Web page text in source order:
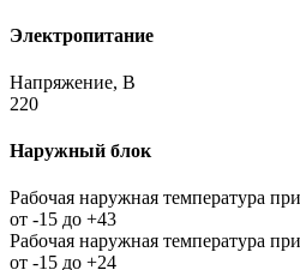
Электропитание
Напряжение, В
220
Наружный блок
Рабочая наружная температура
от -15 до +43
Рабочая наружная температура
от -15 до +24